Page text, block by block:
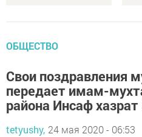
ОБЩЕСТВО
Свои поздравления
передает имам-
района ­Инсаф
tetyushy, 24 мая 2020 - 06:53